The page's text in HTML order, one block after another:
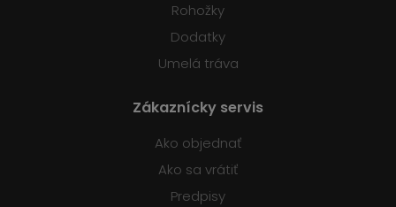
Rohožky
Dodatky
Umelá tráva
Zákaznícky servis
Ako objednať
Ako sa vrátiť
Predpisy